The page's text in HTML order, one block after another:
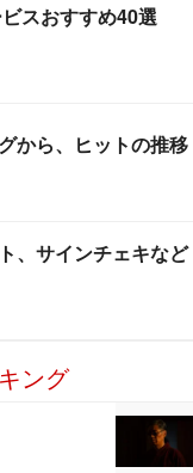
スおすすめ40選
から、ヒットの推移
、サインチェキなど
ング